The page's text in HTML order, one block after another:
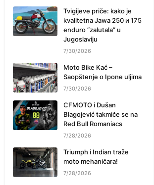
Tvigijeve priče: kako je
kvalitetna Jawa 250 и 175
enduro “zalutala” u
Jugoslaviju
7/30/2026
Moto Bike Kać –
Saopštenje o Ipone uljima
7/30/2026
CFMOTO i Dušan
Blagojević takmiče se na
Red Bull Romaniacs
7/28/2026
Triumph i Indian traže
moto mehaničara!
7/28/2026